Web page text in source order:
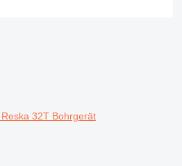
32T Bohrgerät